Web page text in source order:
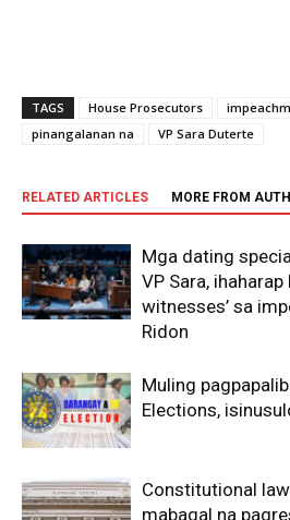
TAGS House Prosecutors
pinangalanan na
VP Sara Duterte
RELATED ARTICLES MORE FROM
Mga dating
VP Sara,
witnesses’ sa
Ridon
Muling
Elections,
Constitutional
mabagal na